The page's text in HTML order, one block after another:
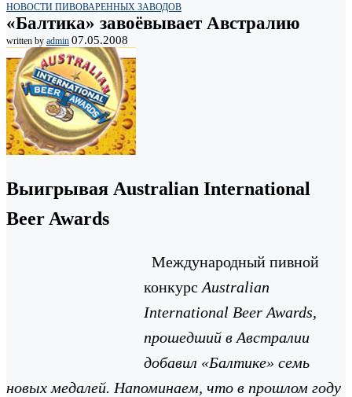
НОВОСТИ ПИВОВАРЕННЫХ ЗАВОДОВ
«Балтика» завоёвывает Австралию
written by admin 07.05.2008
Выигрывая Australian International
Beer Awards
Международный пивной
конкурс Australian
International Beer Awards,
прошедший в Австралии
добавил «Балтике» семь
новых медалей. Напоминаем, что в прошлом году